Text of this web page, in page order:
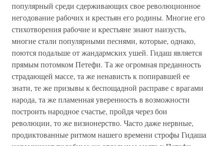
популярный среди сдерживающих свое революционное
негодование рабочих и крестьян его родины. Многие его
стихотворения рабочие и крестьяне знают наизусть,
многие стали популярными песнями, которые, однако,
поются подальше от жандармских ушей. Гидаш является
прямым потомком Петефи. Та же огромная преданность
страдающей массе, та же ненависть к попиравшей ее
знати, те же призывы к беспощадной расправе с врагами
народа, та же пламенная уверенность в возможности
построить народное счастье, пройдя через бои
революции, то же визионерство. Часто даже нервные,
продиктованные ритмом нашего времени строфы Гидаша